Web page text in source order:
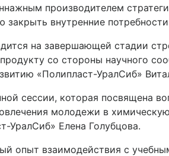
производителем
закрыть внутренние
на завершающей стадии
со стороны научного
«Полипласт-УралСиб»
сессии, которая посвящена
молодежи в
УралСиб» Елена Голубцова.
опыт взаимодействия с